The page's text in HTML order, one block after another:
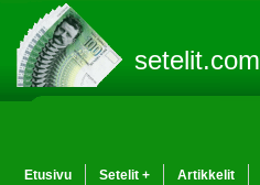
setelit.com
Etusivu Setelit + Artikkelit